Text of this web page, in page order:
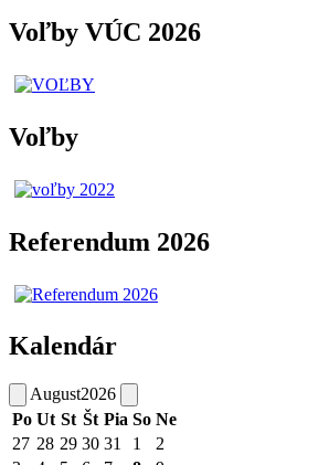
Voľby VÚC 2026
Voľby
Referendum 2026
Kalendár
August2026
Po Ut St Št Pia So Ne
27 28 29 30 31 1
2